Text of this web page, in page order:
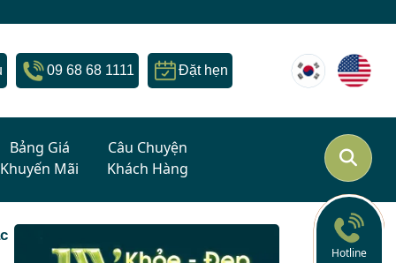
09 68 68 1111 Đặt hẹn
Bảng Giá
Khuyến Mãi
Câu Chuyện
Khách Hàng
Hotline